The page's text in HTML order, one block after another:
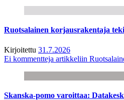
Ruotsalainen korjausrakentaja
Kirjoitettu 31.7.2026
Ei kommentteja artikkeliin
Skanska-pomo varoittaa: